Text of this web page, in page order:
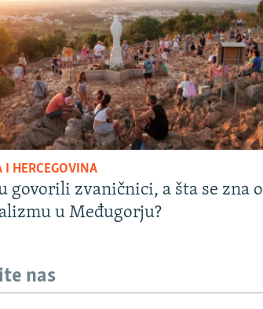
I HERCEGOVINA
govorili zvaničnici, a šta se zna o
u Međugorju?
nas